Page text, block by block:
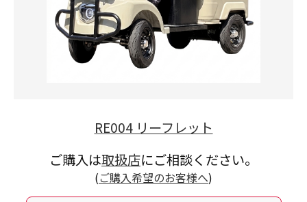
RE004 リーフレット
ご購入は取扱店にご相談ください。
(ご購入希望のお客様へ)